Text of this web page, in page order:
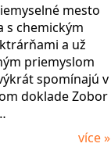
mesto
s chemickým
a už
priemyslom
spomínajú v
doklade Zobor
více »